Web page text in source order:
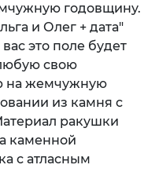
годовщину.
и Олег + дата"
это поле будет
свою
на жемчужную
из камня с
ракушки
каменной
с атласным